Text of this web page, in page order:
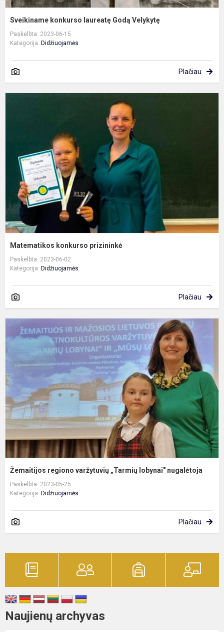
Sveikiname konkurso laureatę Godą Velykytę
Paskelbta: 2023-06-15
Kategorija: Didžiuojamės
Plačiau
Matematikos konkurso prizininkė
Paskelbta: 2023-06-02
Kategorija: Didžiuojamės
Plačiau
Žemaitijos regiono varžytuvių „Tarmių lobynai" nugalėtoja
Paskelbta: 2023-05-25
Kategorija: Didžiuojamės
Plačiau
Naujienų archyvas